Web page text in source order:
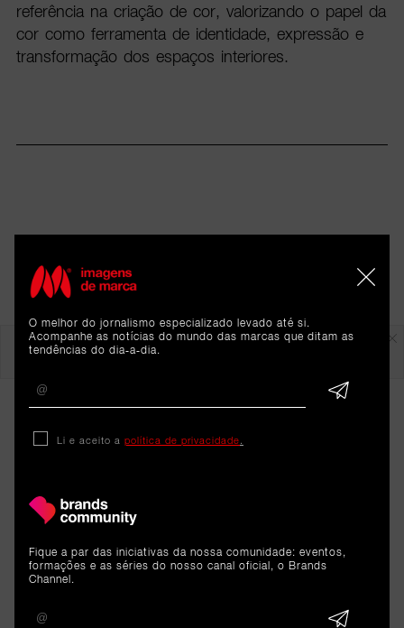
referência na criação de cor, valorizando o papel da
cor como ferramenta de identidade, expressão e
transformação dos espaços interiores.
Em destaque
ARTIGOS
RELACIONADOS
O melhor do jornalismo especializado levado até si.
Acompanhe as notícias do mundo das marcas que ditam as
tendências do dia-a-dia.
Li e aceito a política de privacidade.
Fique a par das iniciativas da nossa comunidade: eventos,
formações e as séries do nosso canal oficial, o Brands
Channel.